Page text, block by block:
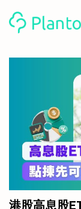
計劃
計劃
全功
管理
管理
一次
申請
私人
年利
投資
比較
投資
比較
關於我們
Academy
港股高息股